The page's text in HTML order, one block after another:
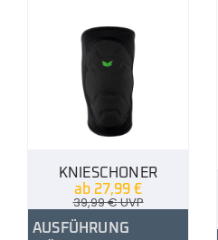
KNIESCHONER
ab 27,99 €
39,99€UVP
AUSFÜHRUNG